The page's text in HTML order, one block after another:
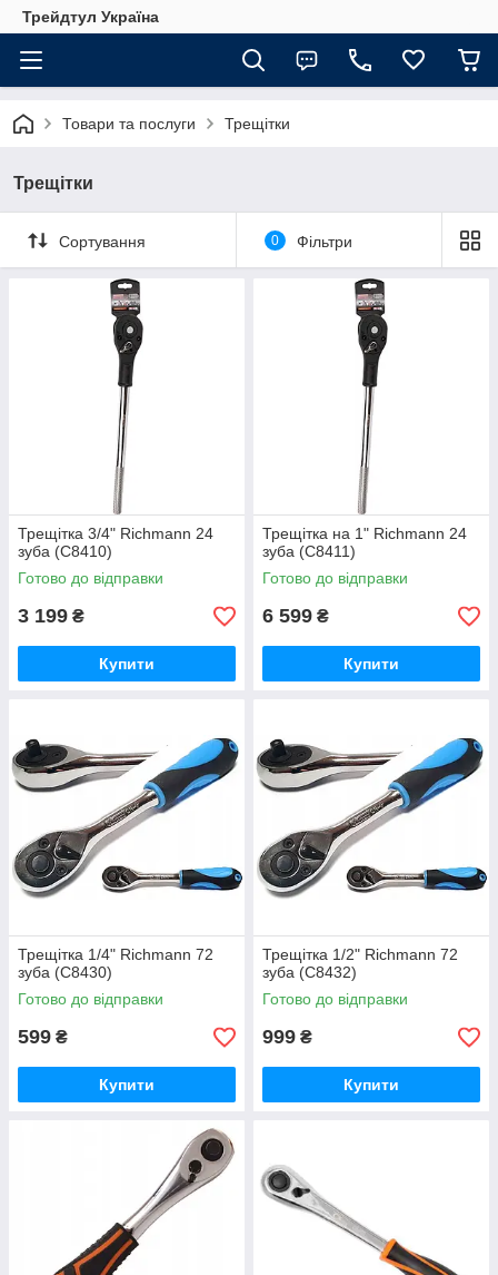
Трейдтул Україна
Товари та послуги Трещітки
Трещітки
Сортування 0 Фільтри
Трещітка 3/4" Richmann 24
зуба (C8410)
Готово до відправки
3 199 ₴
Купити
Трещітка на 1" Richmann 24
зуба (C8411)
Готово до відправки
6 599 ₴
Купити
Трещітка 1/4" Richmann 72
зуба (C8430)
Готово до відправки
599 ₴
Купити
Трещітка 1/2" Richmann 72
зуба (C8432)
Готово до відправки
999 ₴
Купити